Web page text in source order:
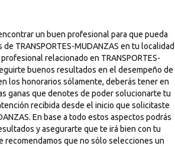
un buen profesional para que pueda
TRANSPORTES-MUDANZAS en tu localidad
relacionado en TRANSPORTES-
buenos resultados en el desempeño de
los honorarios sólamente, deberás tener en
ganas que denotes de poder solucionarte tu
recibida desde el inicio que solicitaste
En base a todo estos aspectos podrás
y asegurarte que te irá bien con tu
recomendamos que no sólo selecciones un